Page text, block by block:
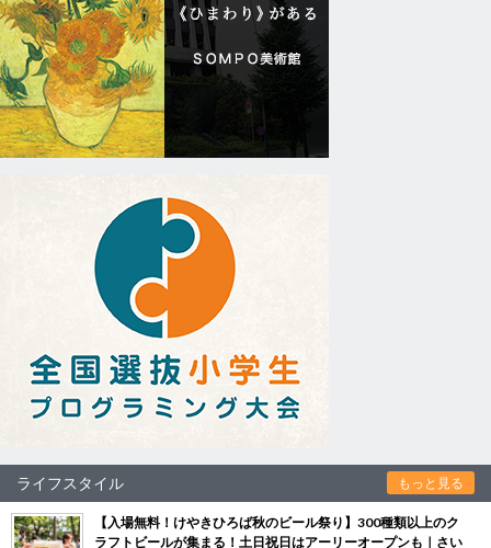
ライフスタイル もっと見る
【入場無料！けやきひろば秋のビール祭り】300種類以上のク
ラフトビールが集まる！土日祝日はアーリーオープンも｜さい